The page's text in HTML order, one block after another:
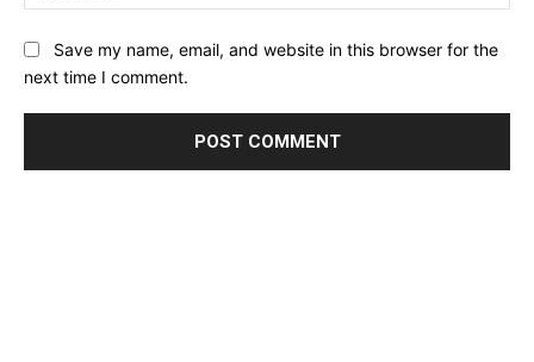
Save my name, email, and website in this browser for the
next time I comment.